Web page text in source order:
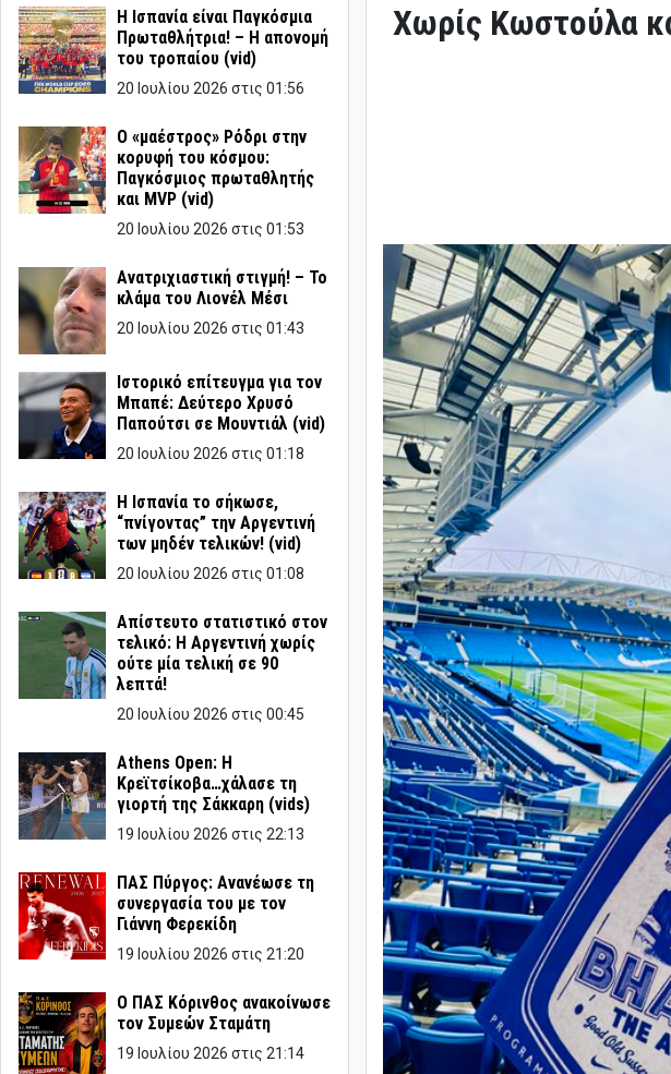
Η Ισπανία είναι Παγκόσμια
Πρωταθλήτρια! – Η απονομή
του τροπαίου (vid)
20 Ιουλίου 2026 στις 01:56
Ο «μαέστρος» Ρόδρι στην
κορυφή του κόσμου:
Παγκόσμιος πρωταθλητής
και MVP (vid)
20 Ιουλίου 2026 στις 01:53
Ανατριχιαστική στιγμή! – Το
κλάμα του Λιονέλ Μέσι
20 Ιουλίου 2026 στις 01:43
Ιστορικό επίτευγμα για τον
Μπαπέ: Δεύτερο Χρυσό
Παπούτσι σε Μουντιάλ (vid)
20 Ιουλίου 2026 στις 01:18
Η Ισπανία το σήκωσε,
“πνίγοντας” την Αργεντινή
των μηδέν τελικών! (vid)
20 Ιουλίου 2026 στις 01:08
Απίστευτο στατιστικό στον
τελικό: Η Αργεντινή χωρίς
ούτε μία τελική σε 90
λεπτά!
20 Ιουλίου 2026 στις 00:45
Athens Open: Η
Κρεϊτσίκοβα…χάλασε τη
γιορτή της Σάκκαρη (vids)
19 Ιουλίου 2026 στις 22:13
ΠΑΣ Πύργος: Ανανέωσε τη
συνεργασία του με τον
Γιάννη Φερεκίδη
19 Ιουλίου 2026 στις 21:20
Ο ΠΑΣ Κόρινθος ανακοίνωσε
τον Συμεών Σταμάτη
19 Ιουλίου 2026 στις 21:14
Χωρίς Κωστούλα